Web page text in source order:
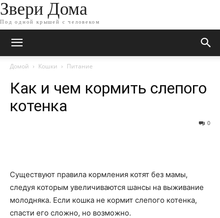
Звери Дома
Под одной крышей с человеком
Домой Кошки Питание
Как и чем кормить слепого
котенка
0
Существуют правила кормления котят без мамы,
следуя которым увеличиваются шансы на выживание
молодняка. Если кошка не кормит слепого котенка,
спасти его сложно, но возможно.